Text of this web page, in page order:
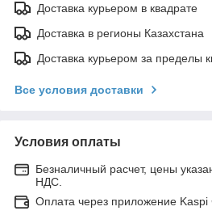
Доставка курьером в квадрате
Доставка в регионы Казахстана
Доставка курьером за пределы
Все условия доставки
Условия оплаты
Безналичный расчет, цены
НДС.
Оплата через приложение Kaspi